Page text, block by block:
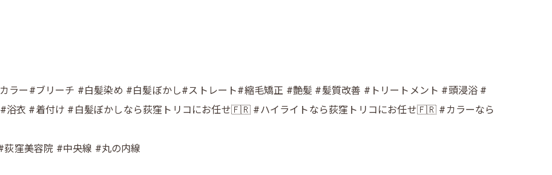
ラー#ブリーチ #白髪染め #白髪ぼかし#ストレート#縮毛矯正 #艶髪 #髪質改善 #トリートメント #頭浸浴 #
浴衣 #着付け #白髪ぼかしなら荻窪トリコにお任せ🇫🇷 #ハイライトなら荻窪トリコにお任せ🇫🇷 #カラーなら
窪美容院 #中央線 #丸の内線